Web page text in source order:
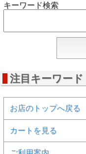
キーワード検索
注目キーワード
お店のトップへ戻る
カートを見る